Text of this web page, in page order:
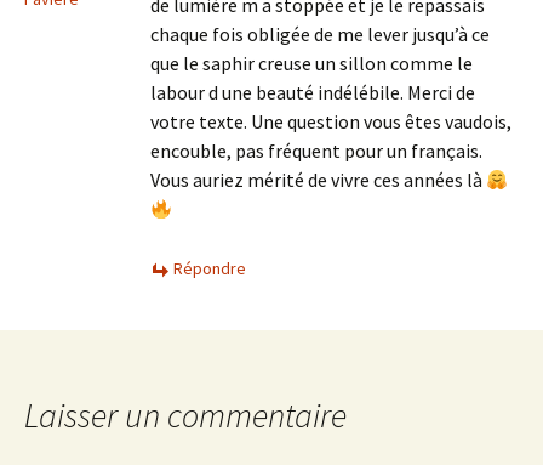
de lumière m a stoppée et je le repassais
chaque fois obligée de me lever jusqu’à ce
que le saphir creuse un sillon comme le
labour d une beauté indélébile. Merci de
votre texte. Une question vous êtes vaudois,
encouble, pas fréquent pour un français.
Vous auriez mérité de vivre ces années là
Répondre
Laisser un commentaire